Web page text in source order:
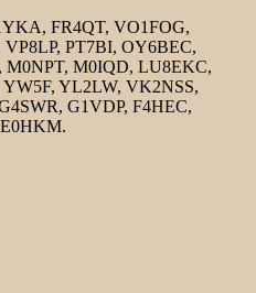
FR4QT, VO1FOG,
PT7BI, OY6BEC,
M0NPT, M0IQD, LU8EKC,
YL2LW, VK2NSS,
G1VDP, F4HEC,